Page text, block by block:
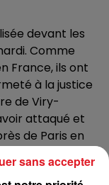
devant les
Comme
France, ils ont
à la justice
de Viry-
attaqué et
de Paris en
résonne avec
métropole lilloise
sans accepter